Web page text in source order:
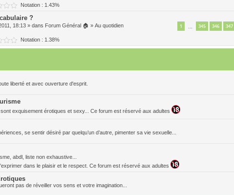
Notation : 1.43%
?
1 345 346 347
18:13 » dans Forum Général 🏠 » Au quotidien
Notation : 1.38%
liberté et avec ouverture d'esprit.
exquisement érotiques et sexy... Ce forum est réservé aux adultes
se sentir désiré par quelqu’un d’autre, pimenter sa vie sexuelle...
abdl, liste non exhaustive...
dans le plaisir et le respect. Ce forum est réservé aux adultes
pas de réveiller vos sens et votre imagination...